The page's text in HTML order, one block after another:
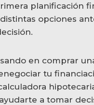
planificación
opciones
en comprar
tu
a tomar